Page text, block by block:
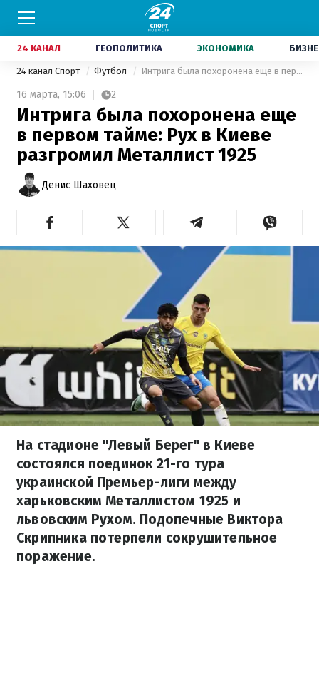
24 КАНАЛ ГЕОПОЛИТИКА ЭКОНОМИКА
24 канал Спорт Футбол Интрига была похоронена еще в первом тайме: Рух в Киеве разгромил Металлист 1925
16 марта, 15:06 2
Интрига была похоронена еще
в первом тайме: Рух в Киеве
разгромил Металлист 1925
Денис Шаховец
На стадионе "Левый Берег" в Киеве
состоялся поединок 21-го тура
украинской Премьер-лиги между
харьковским Металлистом 1925 и
львовским Рухом. Подопечные Виктора
Скрипника потерпели сокрушительное
поражение.